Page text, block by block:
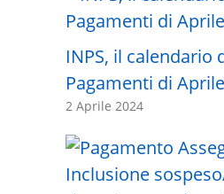
INPS, il calendario
Pagamenti di
2 Aprile 2024